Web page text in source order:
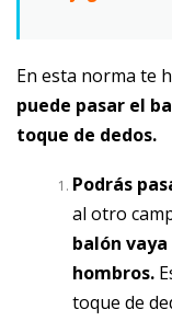
En esta norma te
puede pasar el
toque de dedos.
Podrás
al otro
balón
hombros.
toque de